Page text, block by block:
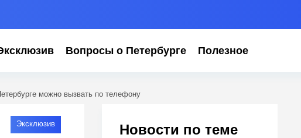
Вопросы о Петербурге Полезное
можно вызвать по телефону
Новости по теме
Эксклюзив